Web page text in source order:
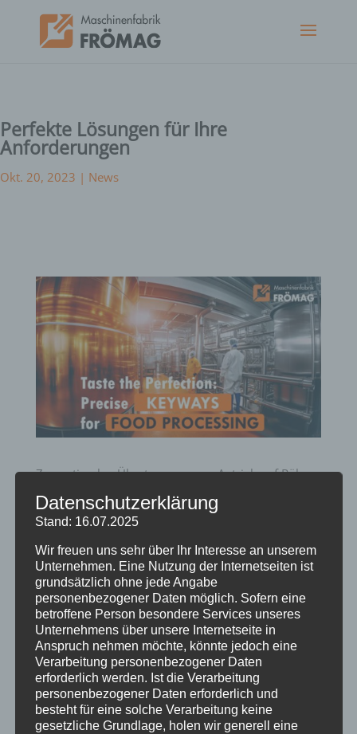
Perfekte Lösungen für Ihre
Anforderungen
Okt. 20, 2023 | News
Zur optimalen Übertragung vom Antrieb auf Rühr-,
Förder- oder Schneckenkomponenten ist
allerhöchste Präzision an den unterschiedlichen
Bauteilen erforderlich.
Wir bieten Ihnen perfekte Lösungen für Ihre
Anforderung im Bereich Rühr-, Förder- und
Mischtechnik.
Vertrauen Sie auf unser Fachwissen, wir garantieren
Ihnen hohe Qualität und Langlebigkeit.
Sprechen Sie uns an!
Datenschutzerklärung
Stand: 16.07.2025
Wir freuen uns sehr über Ihr Interesse an unserem
Unternehmen. Eine Nutzung der Internetseiten ist
grundsätzlich ohne jede Angabe
personenbezogener Daten möglich. Sofern eine
betroffene Person besondere Services unseres
Unternehmens über unsere Internetseite in
Anspruch nehmen möchte, könnte jedoch eine
Verarbeitung personenbezogener Daten
erforderlich werden. Ist die Verarbeitung
personenbezogener Daten erforderlich und
besteht für eine solche Verarbeitung keine
gesetzliche Grundlage, holen wir generell eine